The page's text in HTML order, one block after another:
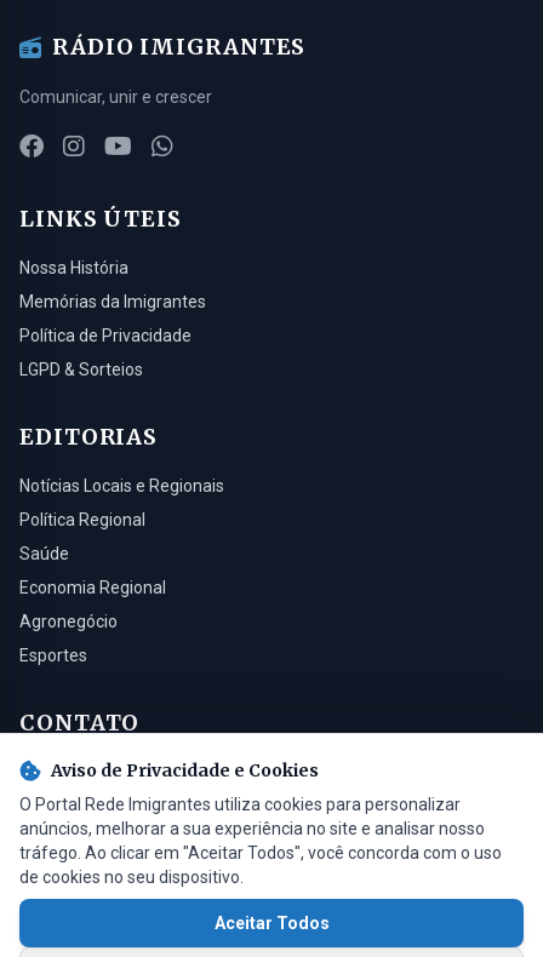
RÁDIO IMIGRANTES
Comunicar, unir e crescer
LINKS ÚTEIS
Nossa História
Memórias da Imigrantes
Política de Privacidade
LGPD & Sorteios
EDITORIAS
Notícias Locais e Regionais
Política Regional
Saúde
Economia Regional
Agronegócio
Esportes
CONTATO
Turvo - SC, 88930-000
(48) 3525-0321
contato@radioimigrantes.com.br
Aviso de Privacidade e Cookies
O Portal Rede Imigrantes utiliza cookies para personalizar
anúncios, melhorar a sua experiência no site e analisar nosso
tráfego. Ao clicar em "Aceitar Todos", você concorda com o uso
de cookies no seu dispositivo.
Aceitar Todos